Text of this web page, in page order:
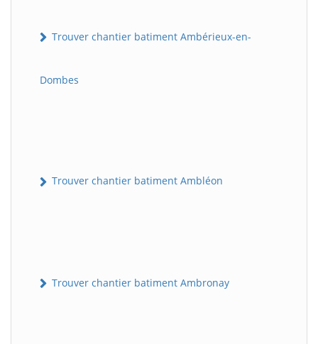
Trouver chantier batiment Ambérieux-en-
Dombes
Trouver chantier batiment Ambléon
Trouver chantier batiment Ambronay